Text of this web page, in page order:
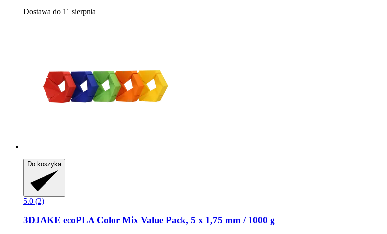
Dostawa do 11 sierpnia
Do koszyka
5.0 (2)
3DJAKE ecoPLA Color Mix Value Pack, 5 x 1,75 mm / 1000 g